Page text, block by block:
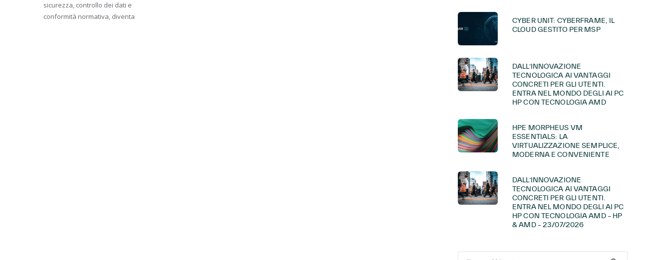
sicurezza, controllo dei dati e
conformità normativa, diventa
CYBER UNIT: CYBERFRAME, IL
CLOUD GESTITO PER MSP
DALL’INNOVAZIONE
TECNOLOGICA AI VANTAGGI
CONCRETI PER GLI UTENTI.
ENTRA NEL MONDO DEGLI AI PC
HP CON TECNOLOGIA AMD
HPE MORPHEUS VM
ESSENTIALS: LA
VIRTUALIZZAZIONE SEMPLICE,
MODERNA E CONVENIENTE
DALL’INNOVAZIONE
TECNOLOGICA AI VANTAGGI
CONCRETI PER GLI UTENTI.
ENTRA NEL MONDO DEGLI AI PC
HP CON TECNOLOGIA AMD – HP
& AMD – 23/07/2026